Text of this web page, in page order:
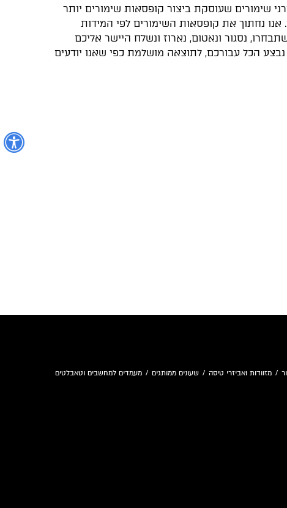
שימורים שעוסקת ביצור קופסאות שימורים יותר
נחתוך את קופסאות השימורים לפי המידות
נסגור ונאטום, נארוז ונשלח היישר אליכם
הכל עבורכם, לתוצאה מושלמת כפי שאנו יודעים
/ מזוודות ואביזרי טיסה / שעונים ממותגים / מעמדים למחשבים וטאבלטים